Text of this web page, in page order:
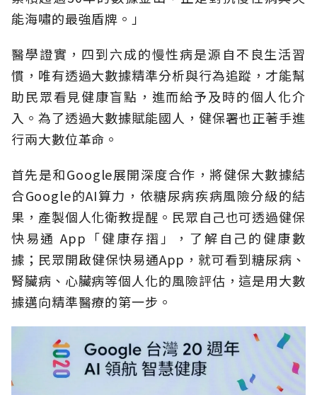
能海嘯的最強盾牌。」
醫學證實，四到六成的慢性病是源自不良生活習
慣，唯有透過大數據精準分析與行為追蹤，才能幫
助民眾看見健康盲點，進而給予及時的個人化介
入。為了透過大數據賦能國人，健保署也正著手進
行兩大數位革命。
首先是和Google展開深度合作，將健保大數據結
合Google的AI算力，依糖尿病疾病風險分級的結
果，產製個人化衛教提醒。民眾自己也可透過健保
快易通 App「健康存摺」，了解自己的健康數
據；民眾開啟健保快易通App，就可看到糖尿病、
腎臟病、心臟病等個人化的風險評估，這是用大數
據邁向精準醫療的第一步。